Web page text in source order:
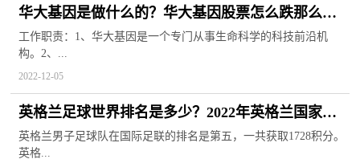
华大基因是做什么的？华大基因股票怎么跌那么厉
害？
工作职责：1、华大基因是一个专门从事生命科学的科技前沿机
构。2、...
2022-12-05
英格兰足球世界排名是多少？2022年英格兰国家队
队员名单有哪些？
英格兰男子足球队在国际足联的排名是第五，一共获取1728积分。
英格...